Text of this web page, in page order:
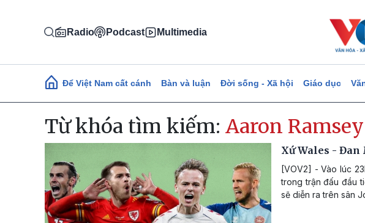
Radio Podcast Multimedia
Main navigation
Để Việt Nam cất cánh Bàn và luận Đời sống - Xã hội Giáo dục
Từ khóa tìm kiếm: Aaron Ramsey
Xứ Wales - Đan
[VOV2] - Vào lúc
trong trận đấu đầu
sẽ diễn ra trên sân